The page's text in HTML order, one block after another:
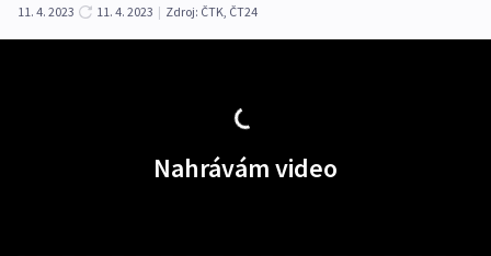
11. 4. 2023
11. 4. 2023 | Zdroj: ČTK, ČT24
Nahrávám video